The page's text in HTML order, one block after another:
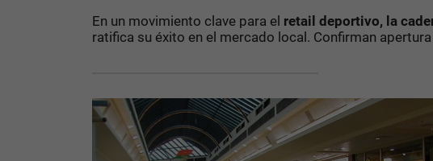
En un movimiento clave para el retail deportivo, la
ratifica su éxito en el mercado local. Confirman apertura